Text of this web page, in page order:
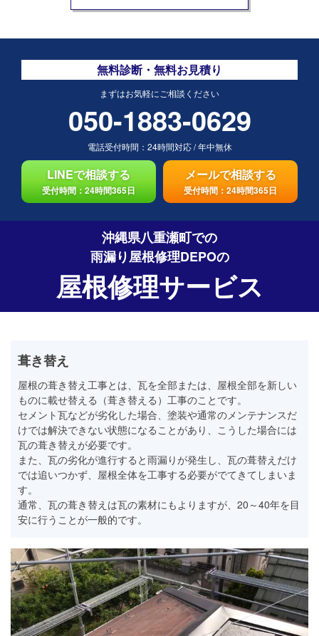
無料診断・無料お見積り
まずはお気軽にご相談ください
050-1883-0629
電話受付時間： 24時間対応/年中無休
LINEで相談する
受付時間：24時間365日
メールで相談する
受付時間：24時間365日
沖縄県八重瀬町での
雨漏り屋根修理DEPOの
屋根修理サービス
葺き替え
屋根の葺き替え工事とは、瓦を全部または、屋根全部を新しい
ものに載せ替える（葺き替える）工事のことです。
セメント瓦などが劣化した場合、塗装や通常のメンテナンスだ
けでは解決できない状態になることがあり、こうした場合には
瓦の葺き替えが必要です。
また、瓦の劣化が進行すると雨漏りが発生し、瓦の葺替えだけ
では追いつかず、屋根全体を工事する必要がでてきてしまいま
す。
通常、瓦の葺き替えは瓦の素材にもよりますが、20～40年を目
安に行うことが一般的です。